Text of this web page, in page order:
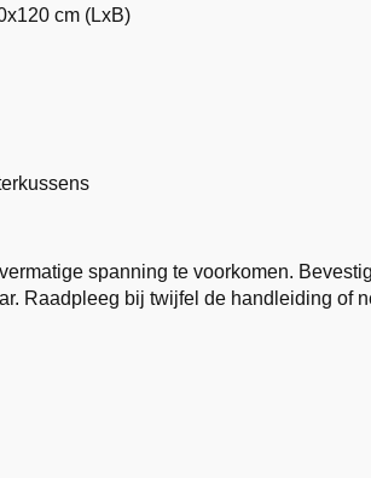
cm (LxB)
spanning te voorkomen.
Raadpleeg bij twijfel de handleiding of